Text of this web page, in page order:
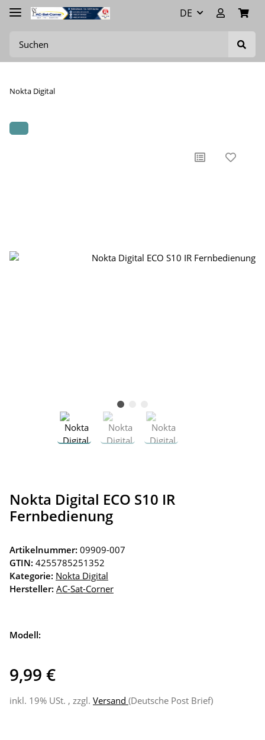
DE
Nokta Digital
Nokta Digital ECO S10 IR
Fernbedienung
Artikelnummer: 09909-007
GTIN: 4255785251352
Kategorie: Nokta Digital
Hersteller: AC-Sat-Corner
Modell:
9,99 €
inkl. 19% USt. , zzgl. Versand (Deutsche Post Brief)